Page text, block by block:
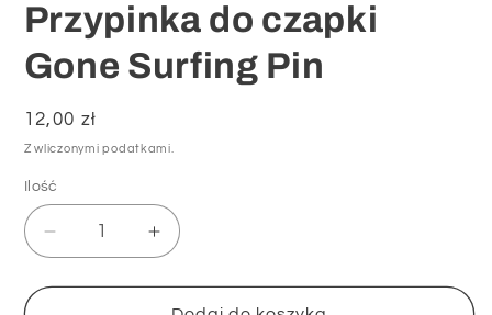
Przypinka do czapki
Gone Surfing Pin
Cena
regularna
12,00 zł
Z wliczonymi podatkami.
Ilość
Zmniejsz
ilość
dla
Zwiększ
ilość
dla